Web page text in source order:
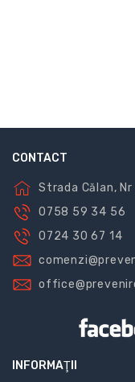
CONTACT
Strada Călan,
0758 59 34 56
0724 30 67 14
INFORMAŢII